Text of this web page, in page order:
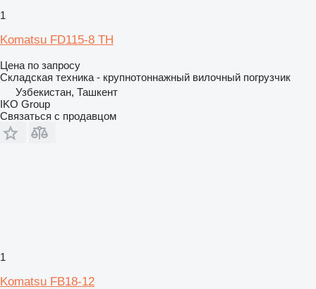
1
Komatsu FD115-8 TH
Цена по запросу
Складская техника - крупнотоннажный вилочный погрузчик
Узбекистан, Ташкент
IKO Group
Связаться с продавцом
1
Komatsu FB18-12